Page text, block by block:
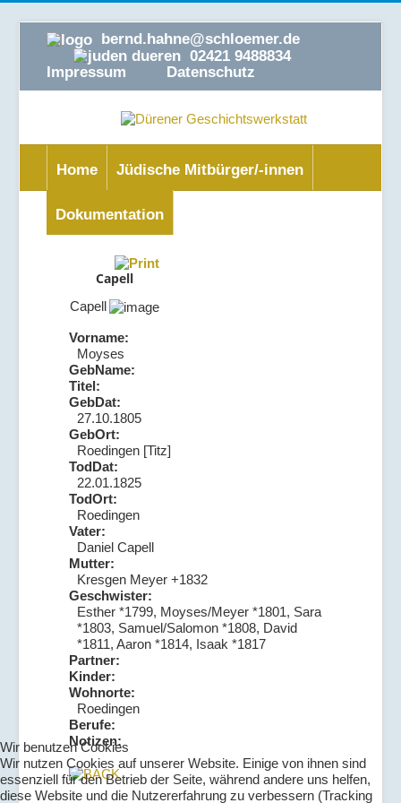
bernd.hahne@schloemer.de
02421 9488834
Impressum
Datenschutz
Home Jüdische Mitbürger/-innen
Dokumentation
Capell
Capell
Vorname:
Moyses
GebName:
Titel:
GebDat:
27.10.1805
GebOrt:
Roedingen [Titz]
TodDat:
22.01.1825
TodOrt:
Roedingen
Vater:
Daniel Capell
Mutter:
Kresgen Meyer +1832
Geschwister:
Esther *1799, Moyses/Meyer *1801, Sara
*1803, Samuel/Salomon *1808, David
*1811, Aaron *1814, Isaak *1817
Partner:
Kinder:
Wohnorte:
Roedingen
Berufe:
Notizen:
Wir benutzen Cookies
Wir nutzen Cookies auf unserer Website. Einige von ihnen sind
essenziell für den Betrieb der Seite, während andere uns helfen,
diese Website und die Nutzererfahrung zu verbessern (Tracking